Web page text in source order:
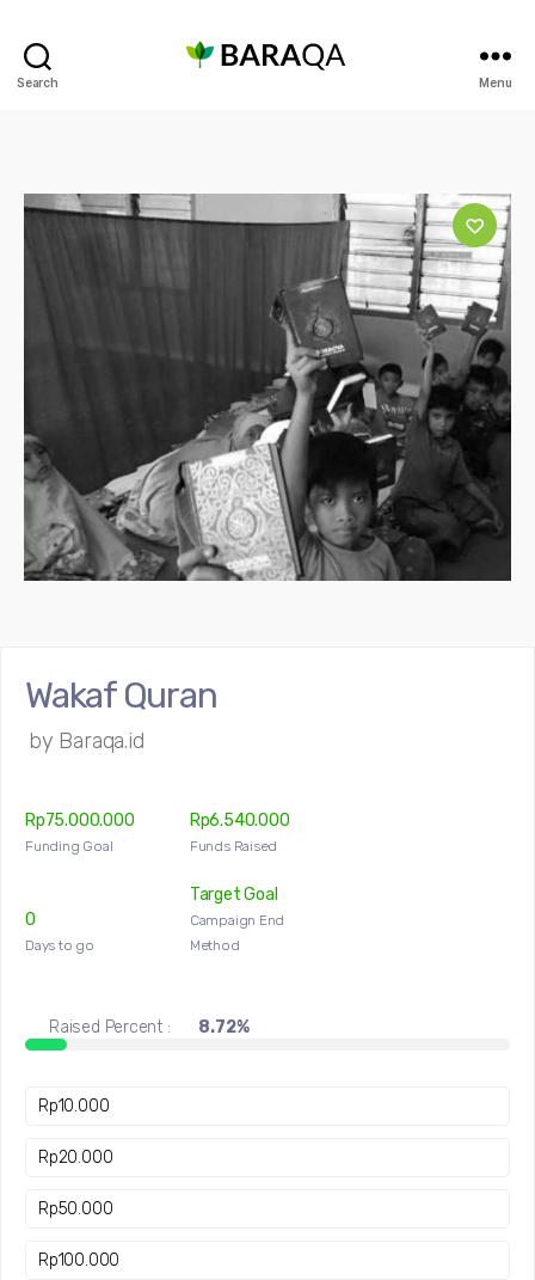
Search Menu
Wakaf Quran
by Baraqa.id
Rp75.000.000
Funding Goal
Rp6.540.000
Funds Raised
0
Days to go
Target Goal
Campaign End
Method
Raised Percent : 8.72%
Rp10.000
Rp20.000
Rp50.000
Rp100.000